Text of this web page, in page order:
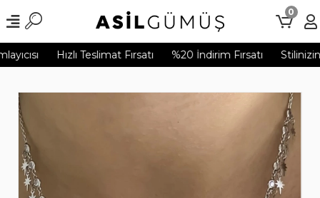
Hızlı Teslimat Fırsatı %20 İndirim Fırsatı Stilinizin
0